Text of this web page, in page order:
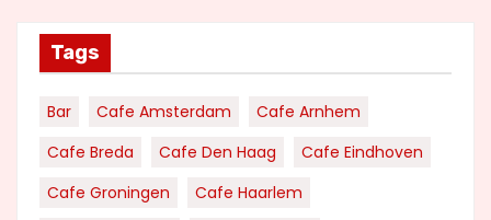
Tags
Bar Cafe Amsterdam
Cafe Arnhem
Cafe Breda
Cafe Den Haag
Cafe Eindhoven
Cafe Groningen
Cafe Haarlem